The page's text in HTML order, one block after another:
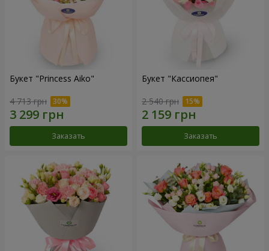
Букет "Princess Aiko"
4 713 грн
Заказать
Букет "Кассиопея"
2 540 грн
Заказать